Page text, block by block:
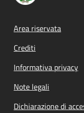
Footer
Area riservata
Crediti
Informativa privacy
Note legali
Dichiarazione di